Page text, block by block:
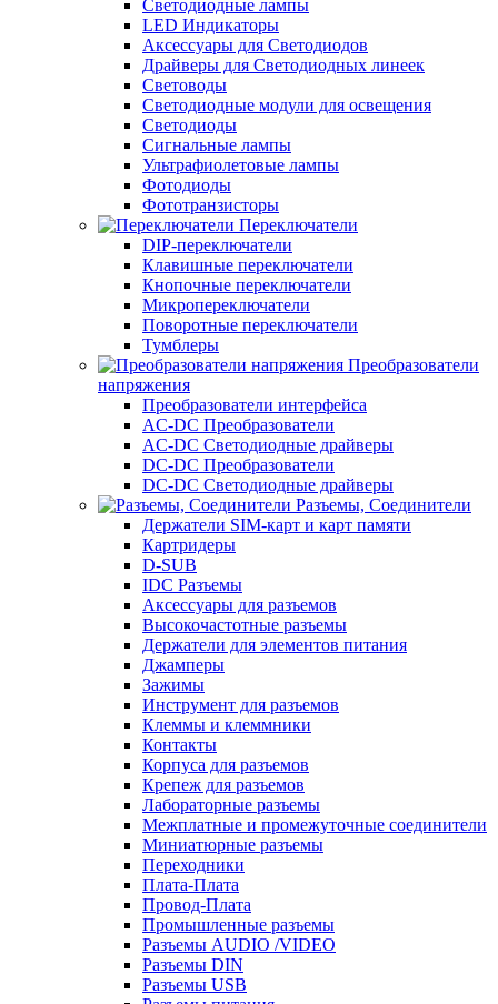
Светодиодные лампы
LED Индикаторы
Аксессуары для Светодиодов
Драйверы для Светодиодных линеек
Световоды
Светодиодные модули для освещения
Светодиоды
Сигнальные лампы
Ультрафиолетовые лампы
Фотодиоды
Фототранзисторы
Переключатели
DIP-переключатели
Клавишные переключатели
Кнопочные переключатели
Микропереключатели
Поворотные переключатели
Тумблеры
Преобразователи
напряжения
Преобразователи интерфейса
AC-DC Преобразователи
AC-DC Светодиодные драйверы
DC-DC Преобразователи
DC-DC Светодиодные драйверы
Разъемы, Соединители
Держатели SIM-карт и карт памяти
Картридеры
D-SUB
IDC Разъемы
Аксессуары для разъемов
Высокочастотные разъемы
Держатели для элементов питания
Джамперы
Зажимы
Инструмент для разъемов
Клеммы и клеммники
Контакты
Корпуса для разъемов
Крепеж для разъемов
Лабораторные разъемы
Межплатные и промежуточные соединители
Миниатюрные разъемы
Переходники
Плата-Плата
Провод-Плата
Промышленные разъемы
Разъемы AUDIO /VIDEO
Разъемы DIN
Разъемы USB